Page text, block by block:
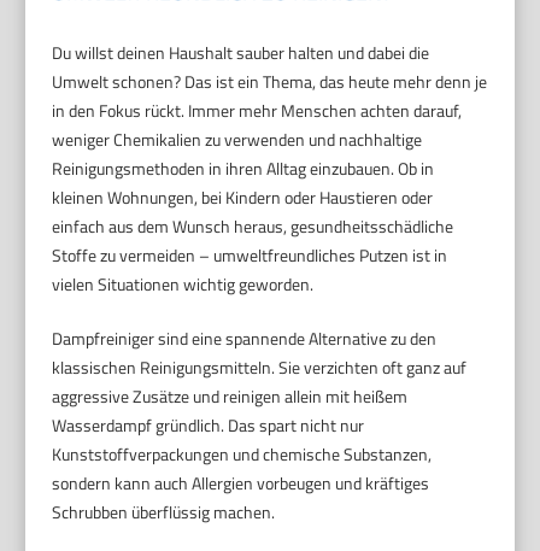
Du willst deinen Haushalt sauber halten und dabei die
Umwelt schonen? Das ist ein Thema, das heute mehr denn je
in den Fokus rückt. Immer mehr Menschen achten darauf,
weniger Chemikalien zu verwenden und nachhaltige
Reinigungsmethoden in ihren Alltag einzubauen. Ob in
kleinen Wohnungen, bei Kindern oder Haustieren oder
einfach aus dem Wunsch heraus, gesundheitsschädliche
Stoffe zu vermeiden – umweltfreundliches Putzen ist in
vielen Situationen wichtig geworden.
Dampfreiniger sind eine spannende Alternative zu den
klassischen Reinigungsmitteln. Sie verzichten oft ganz auf
aggressive Zusätze und reinigen allein mit heißem
Wasserdampf gründlich. Das spart nicht nur
Kunststoffverpackungen und chemische Substanzen,
sondern kann auch Allergien vorbeugen und kräftiges
Schrubben überflüssig machen.